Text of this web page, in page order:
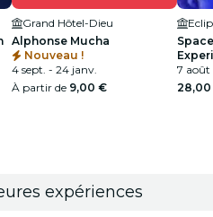
Grand Hôtel-Dieu
Alphonse Mucha
Nouveau !
4 sept. - 24 janv.
À partir de 9,00 €
7 août
expériences